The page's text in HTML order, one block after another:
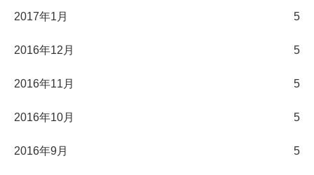
2017年1月 5
2016年12月 5
2016年11月 5
2016年10月 5
2016年9月 5